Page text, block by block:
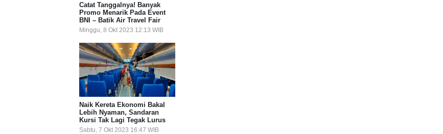
Catat Tanggalnya! Banyak
Promo Menarik Pada Event
BNI – Batik Air Travel Fair
Minggu, 8 Okt 2023 12:13 WIB
Naik Kereta Ekonomi Bakal
Lebih Nyaman, Sandaran
Kursi Tak Lagi Tegak Lurus
Sabtu, 7 Okt 2023 16:47 WIB